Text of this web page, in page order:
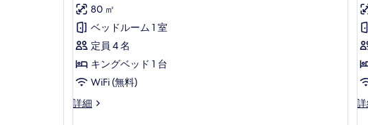
す
べ
て
の
写
真
ベ
ッ
ド
の
詳
ン
グ
ベ
ッ
台
詳
ル
ー
ム
キ
ン
グ
ミ
件)
80 ㎡
ベッドルーム 1 室
定員 4 名
キングベッド 1 台
WiFi (無料)
詳細
プ
エ